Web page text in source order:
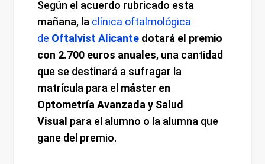
Según el acuerdo rubricado esta
mañana, la clínica oftalmológica
de Oftalvist Alicante dotará el premio
con 2.700 euros anuales, una cantidad
que se destinará a sufragar la
matrícula para el máster en
Optometría Avanzada y Salud
Visual para el alumno o la alumna que
gane del premio.